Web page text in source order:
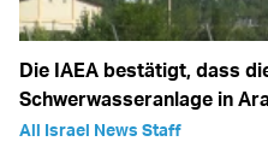
Die IAEA bestätigt, dass
Schwerwasseranlage in
All Israel News Staff